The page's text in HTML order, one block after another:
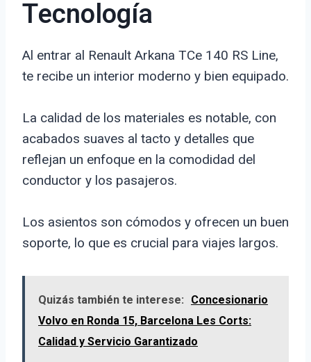
Tecnología
Al entrar al Renault Arkana TCe 140 RS Line,
te recibe un interior moderno y bien equipado.
La calidad de los materiales es notable, con
acabados suaves al tacto y detalles que
reflejan un enfoque en la comodidad del
conductor y los pasajeros.
Los asientos son cómodos y ofrecen un buen
soporte, lo que es crucial para viajes largos.
Quizás también te interese:
Concesionario
Volvo en Ronda 15, Barcelona Les Corts:
Calidad y Servicio Garantizado